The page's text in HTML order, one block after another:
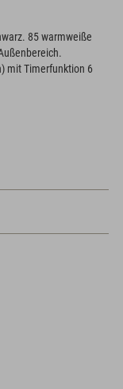
85 warmweiße
mit Timerfunktion 6